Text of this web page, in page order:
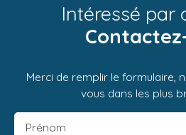
Intéressé par
Merci de remplir le formulaire,
vous dans les plus
Prénom